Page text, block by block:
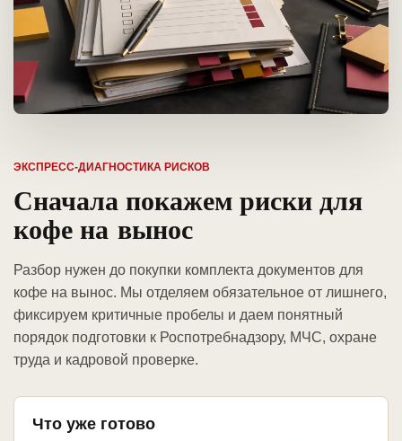
ЭКСПРЕСС-ДИАГНОСТИКА РИСКОВ
Сначала покажем риски для
кофе на вынос
Разбор нужен до покупки комплекта документов для
кофе на вынос. Мы отделяем обязательное от лишнего,
фиксируем критичные пробелы и даем понятный
порядок подготовки к Роспотребнадзору, МЧС, охране
труда и кадровой проверке.
Что уже готово